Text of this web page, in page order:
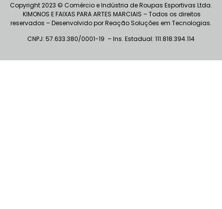
Copyright 2023 © Comércio e Indústria de Roupas Esportivas Ltda.
KIMONOS E FAIXAS PARA ARTES MARCIAIS – Todos os direitos
reservados – Desenvolvido por Reação Soluções em Tecnologias.
CNPJ: 57.633.380/0001-19 – Ins. Estadual: 111.818.394.114